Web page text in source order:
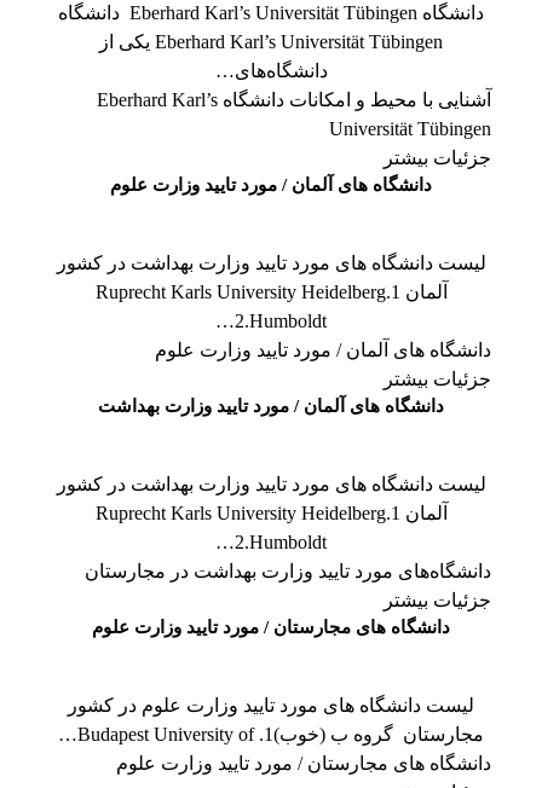
دانشگاه Eberhard Karl’s Universität Tübingen دانشگاه
Eberhard Karl’s Universität Tübingen یکی از
دانشگاه‌های…
آشنایی با محیط و امکانات دانشگاه Eberhard Karl’s
Universität Tübingen
جزئیات بیشتر
دانشگاه های آلمان / مورد تایید وزارت علوم
لیست دانشگاه های مورد تایید وزارت بهداشت در کشور
آلمان 1.Ruprecht Karls University Heidelberg
2.Humboldt…
دانشگاه های آلمان / مورد تایید وزارت علوم
جزئیات بیشتر
دانشگاه های آلمان / مورد تایید وزارت بهداشت
لیست دانشگاه های مورد تایید وزارت بهداشت در کشور
آلمان 1.Ruprecht Karls University Heidelberg
2.Humboldt…
دانشگاه‌های مورد تایید وزارت بهداشت در مجارستان
جزئیات بیشتر
دانشگاه های مجارستان / مورد تایید وزارت علوم
لیست دانشگاه های مورد تایید وزارت علوم در کشور
مجارستان گروه ب (خوب)1. Budapest University of…
دانشگاه های مجارستان / مورد تایید وزارت علوم